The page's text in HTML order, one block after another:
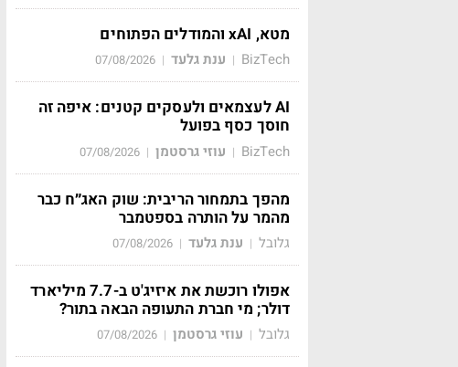
מטא, xAI והמודלים הפתוחים
BizTech
| ענת גלעד |
07/08/2026
AI לעצמאים ולעסקים קטנים: איפה זה
חוסך כסף בפועל
BizTech
| עוזי גרסטמן |
07/08/2026
מהפך בתמחור הריבית: שוק האג״ח כבר
מהמר על הותרה בספטמבר
גלובל | ענת גלעד |
07/08/2026
אפולו רוכשת את איזיג'ט ב-7.7 מיליארד
דולר; מי חברת התעופה הבאה בתור?
גלובל | עוזי גרסטמן |
07/08/2026